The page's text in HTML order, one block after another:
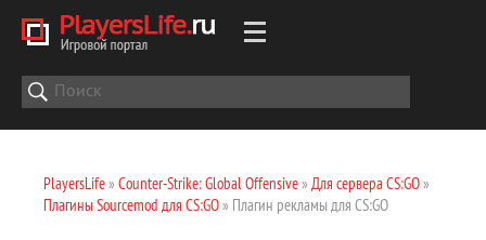
PlayersLife» Counter-Strike: Global Offensive» Для сервера CS:GO»
Плагины Sourcemod для CS:GO» Плагин рекламы для CS:GO